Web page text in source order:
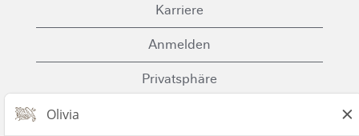
Karriere
Anmelden
Privatsphäre